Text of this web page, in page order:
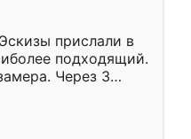
прислали в
подходящий.
Через 3
Остались
Ренессанс
работу!